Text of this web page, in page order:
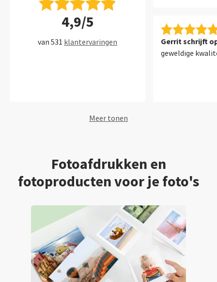
4,9/5
van 531 klantervaringen
kleur van de
tevreden over
Gerrit schrijft
geweldige
Meer tonen
Fotoafdrukken en
fotoproducten voor je foto's